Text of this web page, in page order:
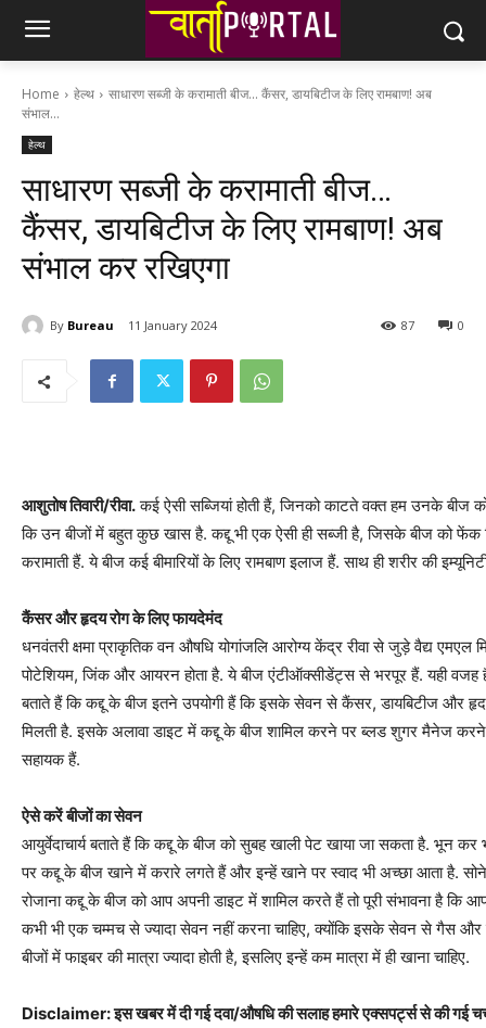
Home हेल्थ
साधारण सब्जी के करामाती बीज... कैंसर, डायबिटीज के लिए रामबाण! अब
संभाल...
हेल्थ
साधारण सब्जी के करामाती बीज…
कैंसर, डायबिटीज के लिए रामबाण! अब
संभाल कर रखिएगा
By Bureau 11 January 2024 0
87
आशुतोष तिवारी/रीवा.कई ऐसी सब्जियां होती हैं, जिनको काटते वक्त हम उनके बीज
कि उन बीजों में बहुत कुछ खास है. कद्दू भी एक ऐसी ही सब्जी है, जिसके बीज को फेंक
करामाती हैं. ये बीज कई बीमारियों के लिए रामबाण इलाज हैं. साथ ही शरीर की
कैंसर और हृदय रोग के लिए फायदेमंद
धनवंतरी क्षमा प्राकृतिक वन औषधि योगांजलि आरोग्य केंद्र रीवा से जुड़े वैद्य एमएल
पोटेशियम, जिंक और आयरन होता है. ये बीज एंटीऑक्सीडेंट्स से भरपूर हैं. यही वजह
बताते हैं कि कद्दू के बीज इतने उपयोगी हैं कि इसके सेवन से कैंसर, डायबिटीज और
मिलती है. इसके अलावा डाइट में कद्दू के बीज शामिल करने पर ब्लड शुगर मैनेज
सहायक हैं.
ऐसे करें बीजों का सेवन
आयुर्वेदाचार्य बताते हैं कि कद्दू के बीज को सुबह खाली पेट खाया जा सकता है. भून
पर कद्दू के बीज खाने में करारे लगते हैं और इन्हें खाने पर स्वाद भी अच्छा आता है.
रोजाना कद्दू के बीज को आप अपनी डाइट में शामिल करते हैं तो पूरी संभावना है कि
कभी भी एक चम्मच से ज्यादा सेवन नहीं करना चाहिए, क्योंकि इसके सेवन से गैस
बीजों में फाइबर की मात्रा ज्यादा होती है, इसलिए इन्हें कम मात्रा में ही खाना चाहिए.
Disclaimer: इस खबर में दी गई दवा/औषधि की सलाह हमारे एक्सपर्ट्स से की गई